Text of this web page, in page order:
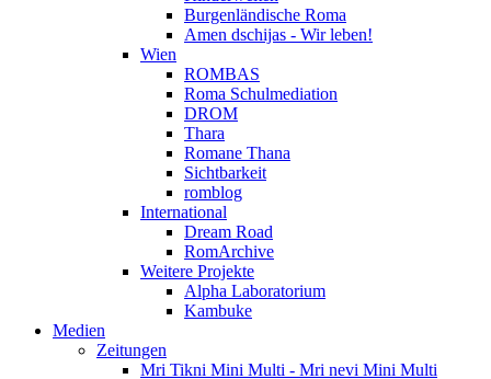
Burgenländische Roma
Amen dschijas - Wir leben!
Wien
ROMBAS
Roma Schulmediation
DROM
Thara
Romane Thana
Sichtbarkeit
romblog
International
Dream Road
RomArchive
Weitere Projekte
Alpha Laboratorium
Kambuke
Medien
Zeitungen
Mri Tikni Mini Multi - Mri nevi Mini Multi